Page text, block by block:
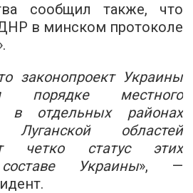
сообщил также, что
в минском протоколе
законопроект Украины
порядке местного
в отдельных районах
областей
четко статус этих
Украины», —